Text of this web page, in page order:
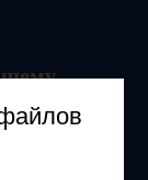
акции